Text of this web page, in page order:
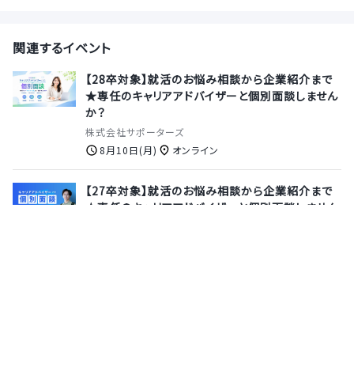
関連するイベント
【28卒対象】就活のお悩み相談から企業紹介まで
★専任のキャリアアドバイザーと個別面談しません
か？
株式会社サポーターズ
8月10日(月)
オンライン
【27卒対象】就活のお悩み相談から企業紹介まで
★専任のキャリアアドバイザーと個別面談しません